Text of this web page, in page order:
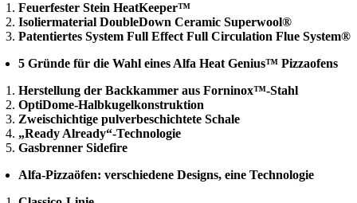
Feuerfester Stein HeatKeeper™
Isoliermaterial DoubleDown Ceramic Superwool®
Patentiertes System Full Effect Full Circulation Flue System®
5 Gründe für die Wahl eines Alfa Heat Genius™ Pizzaofens
Herstellung der Backkammer aus Forninox™-Stahl
OptiDome-Halbkugelkonstruktion
Zweischichtige pulverbeschichtete Schale
„Ready Already“-Technologie
Gasbrenner Sidefire
Alfa-Pizzaöfen: verschiedene Designs, eine Technologie